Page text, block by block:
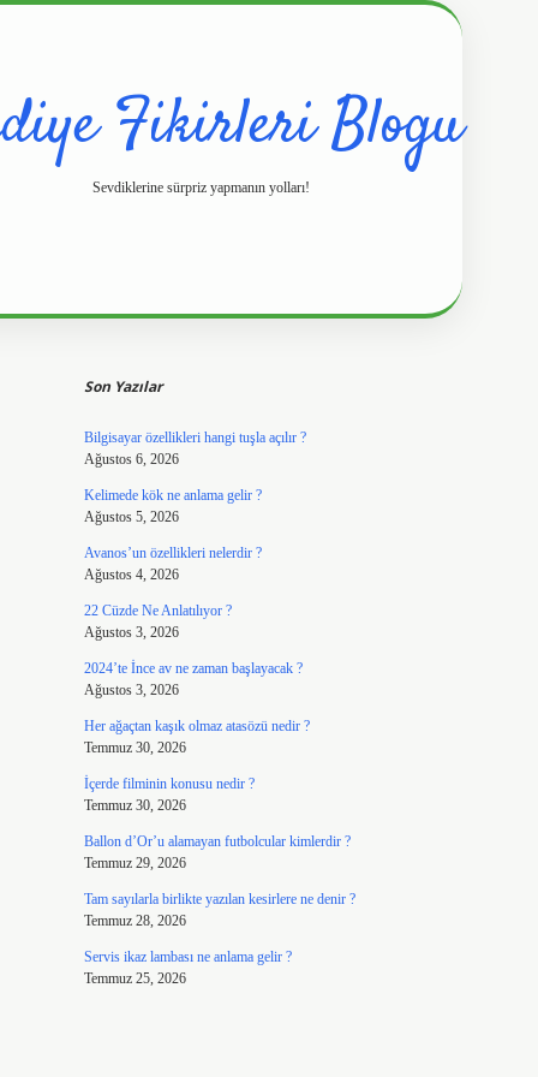
Fikirleri Blogu
Sevdiklerine sürpriz yapmanın yolları!
Son Yazılar
Bilgisayar özellikleri hangi tuşla açılır ?
Ağustos 6, 2026
Kelimede kök ne anlama gelir ?
Ağustos 5, 2026
Avanos’un özellikleri nelerdir ?
Ağustos 4, 2026
22 Cüzde Ne Anlatılıyor ?
Ağustos 3, 2026
2024’te İnce av ne zaman başlayacak ?
Ağustos 3, 2026
Her ağaçtan kaşık olmaz atasözü nedir ?
Temmuz 30, 2026
İçerde filminin konusu nedir ?
Temmuz 30, 2026
Ballon d’Or’u alamayan futbolcular kimlerdir ?
Temmuz 29, 2026
Tam sayılarla birlikte yazılan kesirlere ne denir ?
Temmuz 28, 2026
Servis ikaz lambası ne anlama gelir ?
Temmuz 25, 2026